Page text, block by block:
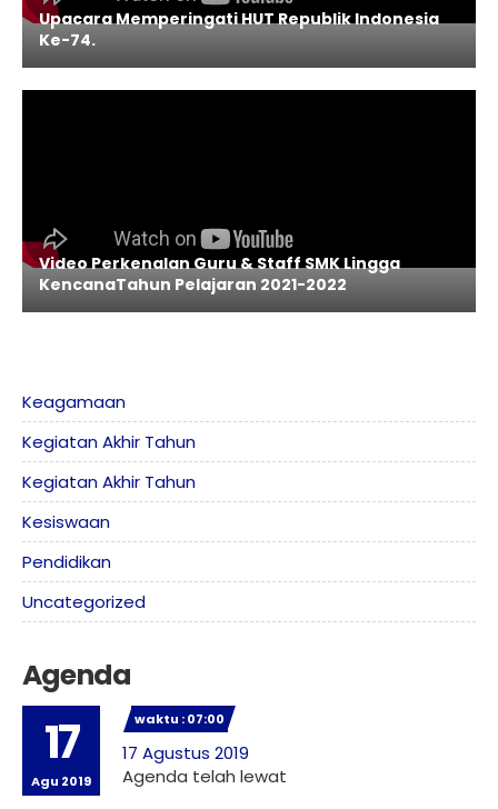
Upacara Memperingati HUT Republik Indonesia
Ke-74.
Video Perkenalan Guru & Staff SMK Lingga
KencanaTahun Pelajaran 2021-2022
Keagamaan
Kegiatan Akhir Tahun
Kegiatan Akhir Tahun
Kesiswaan
Pendidikan
Uncategorized
Agenda
17
Agu 2019
waktu : 07:00
17 Agustus 2019
Agenda telah lewat